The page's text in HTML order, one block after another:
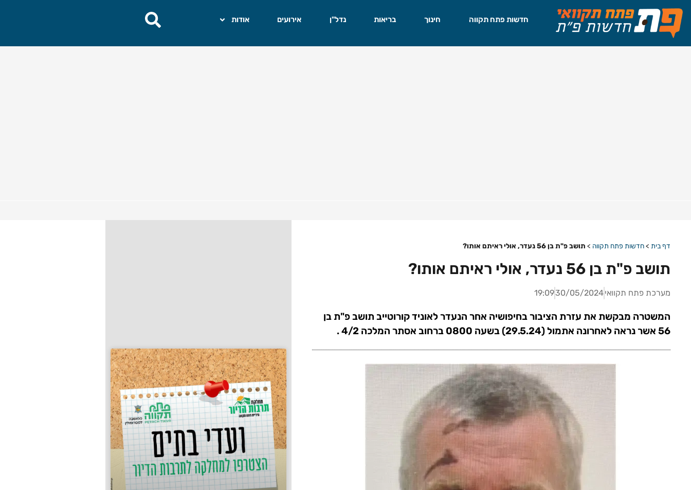
חדשות פתח תקווה חינוך בריאות נדל"ן אירועים אודות
דף בית >חדשות פתח תקווה > תושב פ"ת בן 56 נעדר, אולי ראיתם אותו?
תושב פ"ת בן 56 נעדר, אולי ראיתם אותו?
מערכת פתח תקוואי30/05/2024
19:09
המשטרה מבקשת את עזרת הציבור בחיפושיה אחר הנעדר לאוניד קורוטייב תושב פ"ת בן
56 אשר נראה לאחרונה אתמול (29.5.24) בשעה 0800 ברחוב אסתר המלכה 4/2 .